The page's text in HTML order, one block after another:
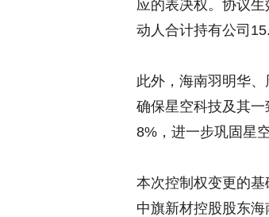
应的表决权。协议
动人合计持有公司
此外，海南羽明华
确保星空科技及其
8%，进一步巩固星
本次控制权变更的
中旗新材控股股东